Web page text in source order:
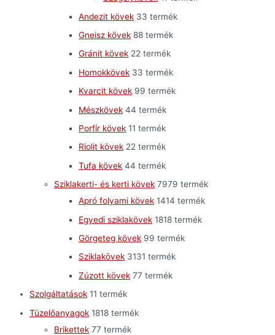
Andezit kövek 33 termék
Gneisz kövek 88 termék
Gránit kövek 22 termék
Homokkövek 33 termék
Kvarcit kövek 99 termék
Mészkövek 44 termék
Porfír kövek 11 termék
Riolit kövek 22 termék
Tufa kövek 44 termék
Sziklakerti- és kerti kövek 7979 termék
Apró folyami kövek 1414 termék
Egyedi sziklakövek 1818 termék
Görgeteg kövek 99 termék
Sziklakövek 3131 termék
Zúzott kövek 77 termék
Szolgáltatások 11 termék
Tüzelőanyagok 1818 termék
Brikettek 77 termék